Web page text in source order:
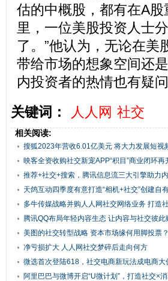
估的中概股，都有在A
里，一位美股投资人士
了。”他认为，无论在
带给市场的想象空间还
内投资者的热情也有疑问
关键词：
人人网 社交
相关阅读:
搜狐2023年营收6.01亿美元 将大力发展短视
映客全资收购社交新宠APP“积目”商业闭环再
推荐+社交+搜索，腾讯信息流三大引擎助力
天鸽互动四季度有意打造“相机+社交”创建自
多牛传媒战略并购人人网社交网络业务 打造
腾讯QQ布局年轻内容生态 让内容与社交彼此
美图的社交转型战略 资本市场缘何用脚投票？
净亏损扩大 人人网社交梦碎后走向何方
微选首次登陆618，社交电商新玩法成电商大
点
阿里巴巴与微博开启“U微计划”，打造社交×